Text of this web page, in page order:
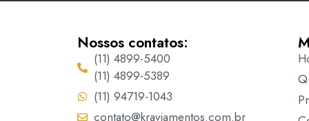
Nossos contatos:
(11) 4899-5400
(11) 4899-5389
(11) 94719-1043
contato@kraviamentos.com.br